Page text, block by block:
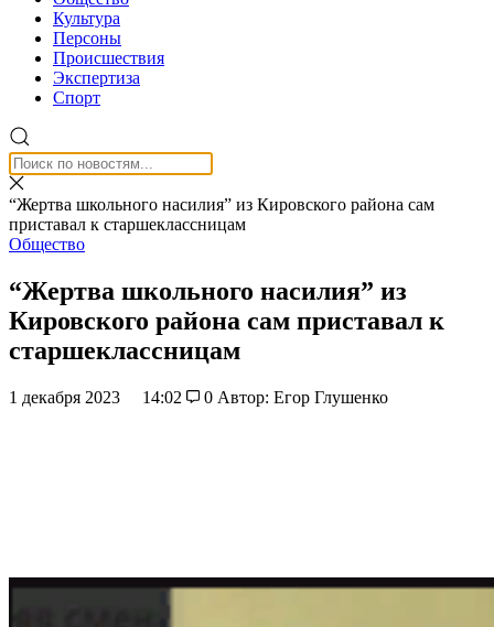
Культура
Персоны
Происшествия
Экспертиза
Спорт
“Жертва школьного насилия” из Кировского района сам
приставал к старшеклассницам
Общество
“Жертва школьного насилия” из
Кировского района сам приставал к
старшеклассницам
1 декабря 2023 14:02 0 Автор: Егор Глушенко